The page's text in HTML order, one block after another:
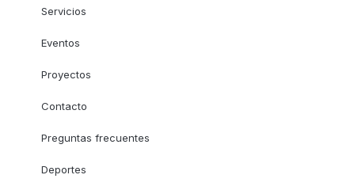
Servicios
Eventos
Proyectos
Contacto
Preguntas frecuentes
Deportes